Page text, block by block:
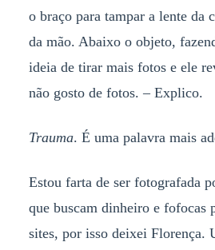
o braço para tampar a lente da
da mão. Abaixo o objeto,
ideia de tirar mais fotos e ele
não gosto de fotos. – Explico.
Trauma. É uma palavra mais
Estou farta de ser fotografada
que buscam dinheiro e fofocas
sites, por isso deixei Florença.